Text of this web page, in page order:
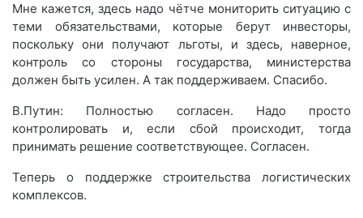
Мне кажется, здесь надо чётче мониторить ситуацию с
теми обязательствами, которые берут инвесторы,
поскольку они получают льготы, и здесь, наверное,
контроль со стороны государства, министерства
должен быть усилен. А так поддерживаем. Спасибо.
В.Путин: Полностью согласен. Надо просто
контролировать и, если сбой происходит, тогда
принимать решение соответствующее. Согласен.
Теперь о поддержке строительства логистических
комплексов.